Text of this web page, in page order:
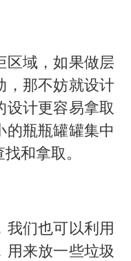
区域，如果做层
，那不妨就设计
设计更容易拿取
瓶瓶罐罐集中
和拿取。
我们也可以利用
用来放一些垃圾